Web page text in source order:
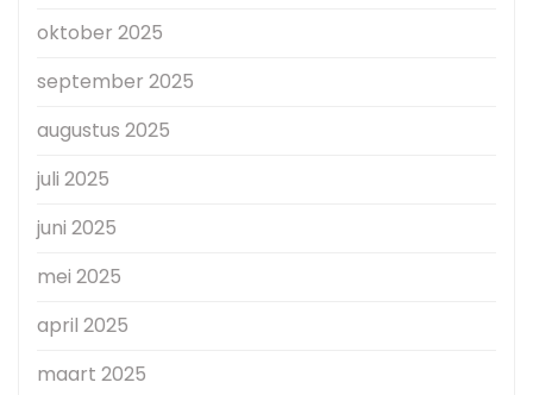
oktober 2025
september 2025
augustus 2025
juli 2025
juni 2025
mei 2025
april 2025
maart 2025